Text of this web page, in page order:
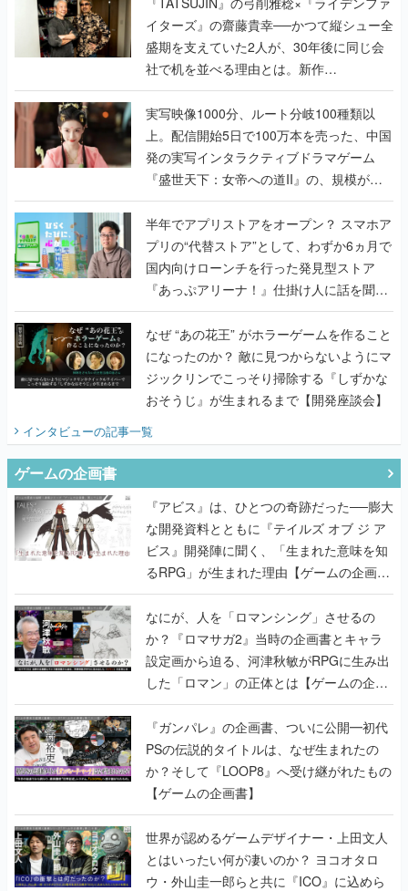
イターズ』の齋藤貴幸──かつて縦シュー全
盛期を支えていた2人が、30年後に同じ会
社で机を並べる理由とは。新作
『TATSUJIN EXTREME』で初タッグを組
んだレジェンド2人に訊く開発秘話
実写映像1000分、ルート分岐100種類以
上。配信開始5日で100万本を売った、中国
発の実写インタラクティブドラマゲーム
『盛世天下：女帝への道II』の、規模が違
うこだわりをプロデューサーに聞いた
半年でアプリストアをオープン？ スマホア
プリの“代替ストア”として、わずか6ヵ月で
国内向けローンチを行った発見型ストア
『あっぷアリーナ！』仕掛け人に話を聞い
てみた
なぜ “あの花王” がホラーゲームを作ること
になったのか？ 敵に見つからないようにマ
ジックリンでこっそり掃除する『しずかな
おそうじ』が生まれるまで【開発座談会】
インタビューの記事一覧
ゲームの企画書
『アビス』は、ひとつの奇跡だった──膨大
な開発資料とともに『テイルズ オブ ジ ア
ビス』開発陣に聞く、「生まれた意味を知
るRPG」が生まれた理由【ゲームの企画
書】
なにが、人を「ロマンシング」させるの
か？『ロマサガ2』当時の企画書とキャラ
設定画から迫る、河津秋敏がRPGに生み出
した「ロマン」の正体とは【ゲームの企画
書】
『ガンパレ』の企画書、ついに公開━初代
PSの伝説的タイトルは、なぜ生まれたの
か？そして『LOOP8』へ受け継がれたもの
【ゲームの企画書】
世界が認めるゲームデザイナー・上田文人
とはいったい何が凄いのか？ ヨコオタロ
ウ・外山圭一郎らと共に『ICO』に込めら